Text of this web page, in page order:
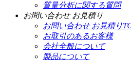
質量分析に関する質問
お問い合わせ お見積り
お問い合わせ お見積り
お取引のあるお客様
会社全般について
製品について